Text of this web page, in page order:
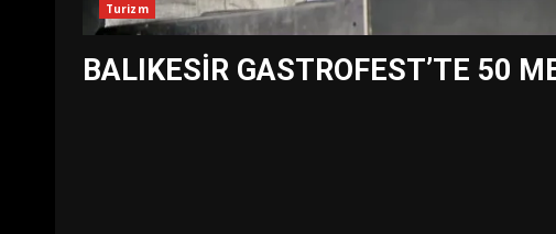
Turizm
BALIKESİR GASTROFEST’TE 50